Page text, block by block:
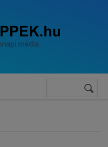
Keresés